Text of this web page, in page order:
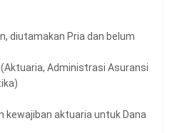
diutamakan Pria dan belum
Administrasi Asuransi
kewajiban aktuaria untuk Dana